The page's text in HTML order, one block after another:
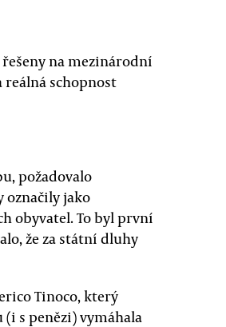
na mezinárodní
schopnost
požadovalo
označily jako
obyvatel. To byl první
že za státní dluhy
Tinoco, který
(i s penězi) vymáhala